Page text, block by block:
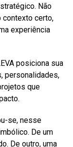
Não
contexto certo,
experiência
posiciona sua
personalidades,
que
se, nesse
De um
De outro, uma